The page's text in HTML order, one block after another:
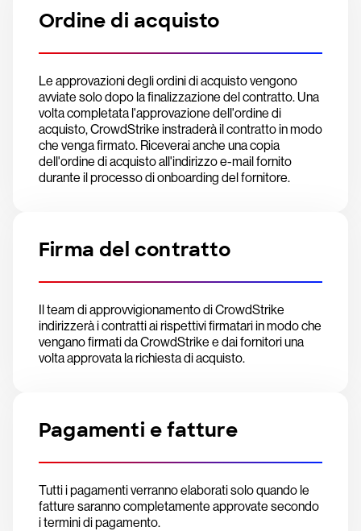
Ordine di acquisto
Le approvazioni degli ordini di acquisto vengono
avviate solo dopo la finalizzazione del contratto. Una
volta completata l'approvazione dell'ordine di
acquisto, CrowdStrike instraderà il contratto in modo
che venga firmato. Riceverai anche una copia
dell'ordine di acquisto all'indirizzo e-mail fornito
durante il processo di onboarding del fornitore.
Firma del contratto
Il team di approvvigionamento di CrowdStrike
indirizzerà i contratti ai rispettivi firmatari in modo che
vengano firmati da CrowdStrike e dai fornitori una
volta approvata la richiesta di acquisto.
Pagamenti e fatture
Tutti i pagamenti verranno elaborati solo quando le
fatture saranno completamente approvate secondo
i termini di pagamento.